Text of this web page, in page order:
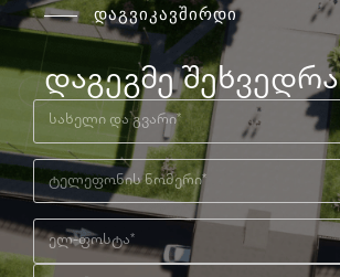
დაგვიკავშირდი
დაგეგმე შეხვედრა